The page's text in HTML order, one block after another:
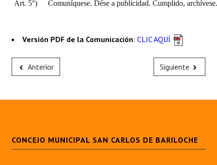
Art. 5°) Comuníquese. Dése a publicidad. Cumplido, archívese.
Versión PDF de la Comunicación: CLIC AQUÍ
Anterior Siguiente
CONCEJO MUNICIPAL SAN CARLOS DE BARILOCHE